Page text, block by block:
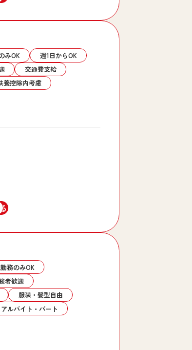
みOK
週1日からOK
交通費支給
養控除内考慮
務のみOK
者歓迎
服装・髪型自由
アルバイト・パート